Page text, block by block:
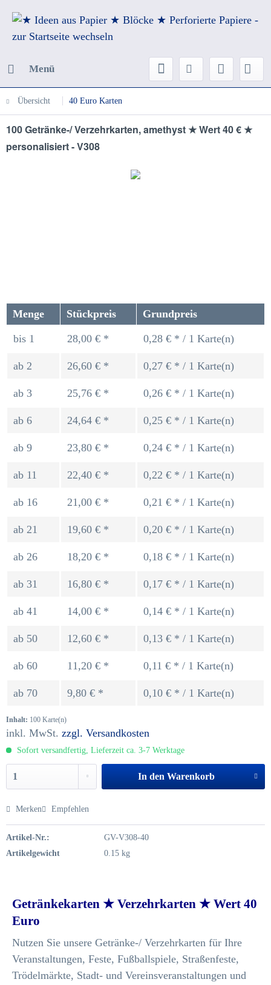
Menü
Übersicht 40 Euro Karten
100 Getränke-/ Verzehrkarten, amethyst ★ Wert 40 € ★
personalisiert - V308
Menge Stückpreis Grundpreis
bis 1 28,00 € * 0,28 € * / 1 Karte(n)
ab 2 26,60 € * 0,27 € * / 1 Karte(n)
ab 3 25,76 € * 0,26 € * / 1 Karte(n)
ab 6 24,64 € * 0,25 € * / 1 Karte(n)
ab 9 23,80 € * 0,24 € * / 1 Karte(n)
ab 11 22,40 € * 0,22 € * / 1 Karte(n)
ab 16 21,00 € * 0,21 € * / 1 Karte(n)
ab 21 19,60 € * 0,20 € * / 1 Karte(n)
ab 26 18,20 € * 0,18 € * / 1 Karte(n)
ab 31 16,80 € * 0,17 € * / 1 Karte(n)
ab 41 14,00 € * 0,14 € * / 1 Karte(n)
ab 50 12,60 € * 0,13 € * / 1 Karte(n)
ab 60 11,20 € * 0,11 € * / 1 Karte(n)
ab 70 9,80 € * 0,10 € * / 1 Karte(n)
Inhalt: 100 Karte(n)
inkl. MwSt. zzgl. Versandkosten
Sofort versandfertig, Lieferzeit ca. 3-7 Werktage
In den Warenkorb
Merken Empfehlen
Artikel-Nr.:
GV-V308-40
Artikelgewicht
0.15 kg
Getränkekarten ★ Verzehrkarten ★ Wert 40
Euro
Nutzen Sie unsere Getränke-/ Verzehrkarten für Ihre
Veranstaltungen, Feste, Fußballspiele, Straßenfeste,
Trödelmärkte, Stadt- und Vereinsveranstaltungen und